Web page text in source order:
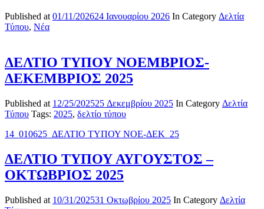
Published at 01/11/202624 Ιανουαρίου 2026 In Category Δελτία
Τύπου, Νέα
ΔΕΛΤΙΟ ΤΥΠΟΥ ΝΟΕΜΒΡΙΟΣ-
ΔΕΚΕΜΒΡΙΟΣ 2025
Published at 12/25/202525 Δεκεμβρίου 2025 In Category Δελτία
Τύπου Tags: 2025, δελτίο τύπου
14_010625_ΔΕΛΤΙΟ ΤΥΠΟΥ ΝΟΕ-ΔΕΚ_25
ΔΕΛΤΙΟ ΤΥΠΟΥ ΑΥΓΟΥΣΤΟΣ –
ΟΚΤΩΒΡΙΟΣ 2025
Published at 10/31/202531 Οκτωβρίου 2025 In Category Δελτία